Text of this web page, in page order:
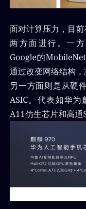
面对计算压力，目
两方面进行。一
Google的
通过改变网络结构，
另一方面则是从硬
ASIC。代表如华
A11仿生芯片和高通